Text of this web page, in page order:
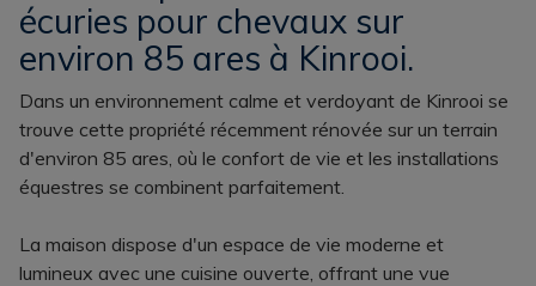
écuries pour chevaux sur
environ 85 ares à Kinrooi.
Dans un environnement calme et verdoyant de Kinrooi se
trouve cette propriété récemment rénovée sur un terrain
d'environ 85 ares, où le confort de vie et les installations
équestres se combinent parfaitement.
La maison dispose d'un espace de vie moderne et
lumineux avec une cuisine ouverte, offrant une vue